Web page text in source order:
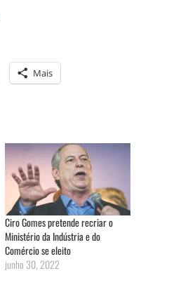
Mais
Ciro Gomes pretende recriar o
Ministério da Indústria e do
Comércio se eleito
junho 30, 2022